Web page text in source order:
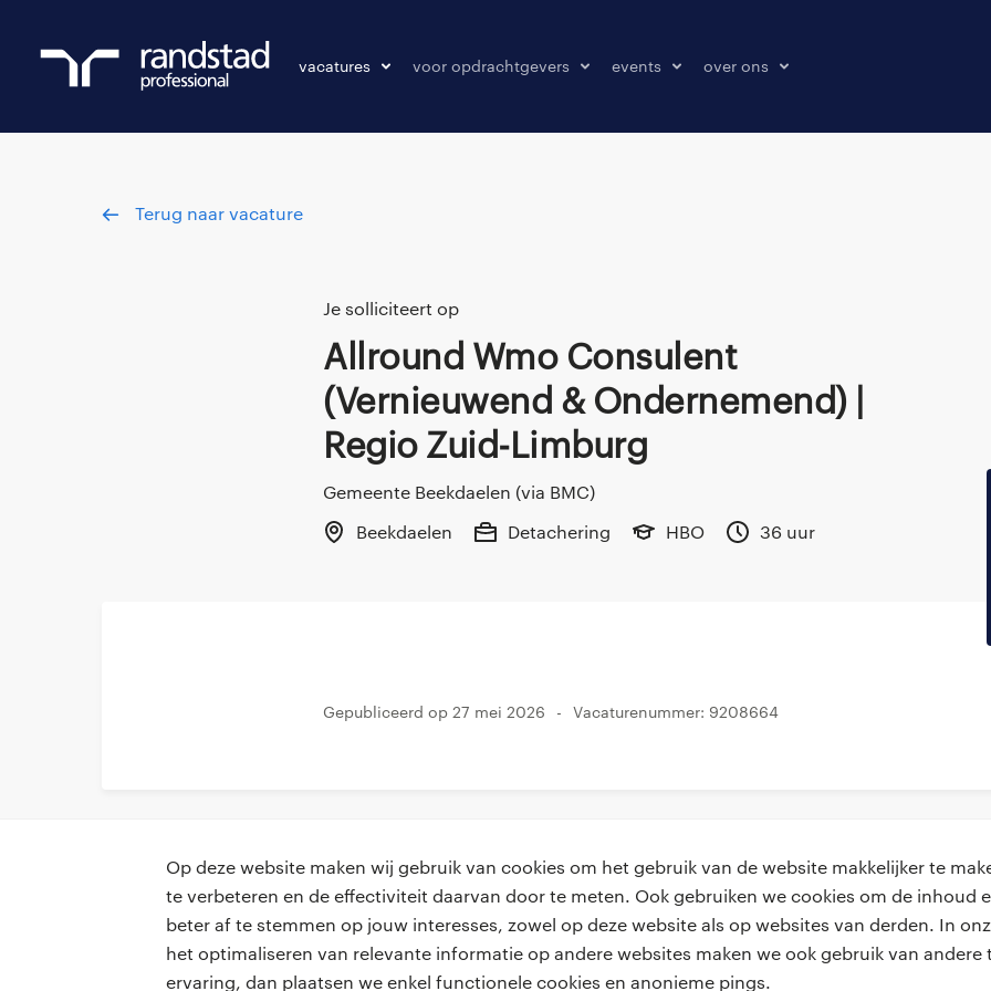
Op deze website maken wij gebruik van cookies om het gebruik van de website makkelijker te
te verbeteren en de effectiviteit daarvan door te meten. Ook gebruiken we cookies om de inhoud
beter af te stemmen op jouw interesses, zowel op deze website als op websites van derden. In
het optimaliseren van relevante informatie op andere websites maken we ook gebruik van
ervaring, dan plaatsen we enkel functionele cookies en anonieme pings.
vacatures voor opdrachtgevers events over ons
Terug naar vacature
Je solliciteert op
Allround Wmo Consulent
(Vernieuwend & Ondernemend) |
Regio Zuid-Limburg
Gemeente Beekdaelen (via BMC)
Beekdaelen
Detachering HBO 36 uur
Gepubliceerd op 27 mei 2026 Vacaturenummer: 9208664
professionals voor opdrachtgevers handige links